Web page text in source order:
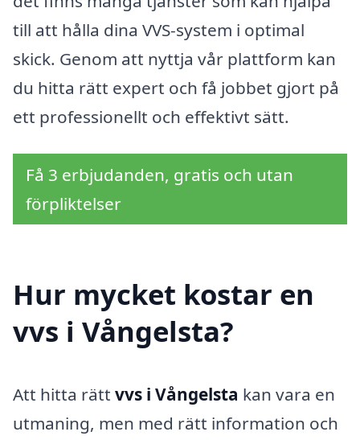
till att hålla dina VVS-system i optimal
skick. Genom att nyttja vår plattform kan
du hitta rätt expert och få jobbet gjort på
ett professionellt och effektivt sätt.
Få 3 erbjudanden, gratis och utan
förpliktelser
Hur mycket kostar en
vvs i Vångelsta?
Att hitta rätt vvs i Vångelsta kan vara en
utmaning, men med rätt information och